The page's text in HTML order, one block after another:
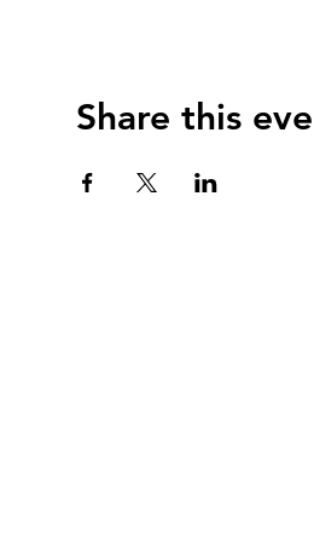
Share this